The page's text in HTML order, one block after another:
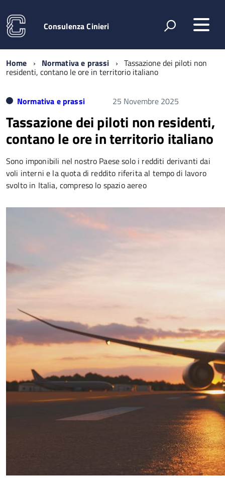
Consulenza Cinieri
Home Normativa e prassi Tassazione dei piloti non
residenti, contano le ore in territorio italiano
Normativa e prassi 25 Novembre 2025
Tassazione dei piloti non residenti,
contano le ore in territorio italiano
Sono imponibili nel nostro Paese solo i redditi derivanti dai
voli interni e la quota di reddito riferita al tempo di lavoro
svolto in Italia, compreso lo spazio aereo